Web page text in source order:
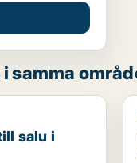
samma
i Södermalm
salu i